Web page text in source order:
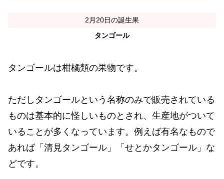
2月20日の誕生果
タンゴール
タンゴールは柑橘類の果物です。
ただしタンゴールという名称のみで販売されている
ものは基本的に怪しいものとされ、生産地がついて
いることが多くなっています。例えば有名なもので
あれば「清見タンゴール」「せとかタンゴール」な
どです。